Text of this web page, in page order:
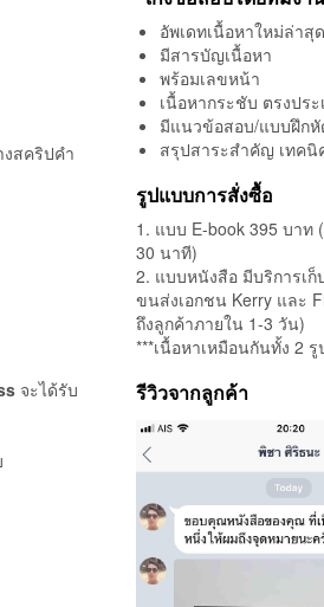
งสคริปคำ
จะได้รับ
อัพเดทเนื้อหาใหม่ล่าสุ
มีสารบัญเนื้อหา
พร้อมเลขหน้า
เนื้อหากระชับ ตรงประ
มีแนวข้อสอบ/แบบฝึกหั
สรุปสาระสำคัญ เทค
รูปแบบการสั่งซื้อ
1. แบบ E-book 395 บาท
30 นาที)
2. แบบหนังสือ มีบริการเก็
ขนส่งเอกชน Kerry และ
ถึงลูกค้าภายใน 1-3 วัน)
***เนื้อหาเหมือนกันทั้ง 2
รีวิวจากลูกค้า